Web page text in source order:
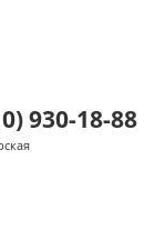
930-18-88